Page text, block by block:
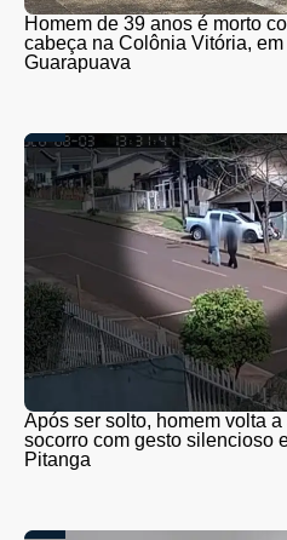
Homem de 39 anos é morto
cabeça na Colônia Vitória,
Guarapuava
Após ser solto, homem volta
socorro com gesto silencioso
Pitanga